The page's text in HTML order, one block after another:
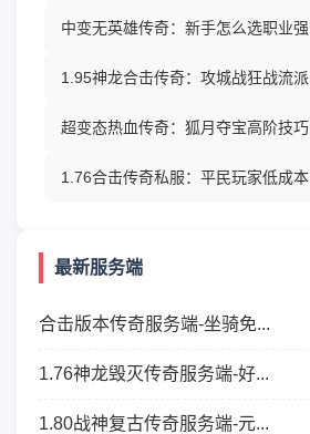
中变无英雄传奇：新手怎么选职业强
1.95神龙合击传奇：攻城战狂战流派
超变态热血传奇：狐月夺宝高阶技巧
1.76合击传奇私服：平民玩家低成本
最新服务端
合击版本传奇服务端-坐骑免...
1.76神龙毁灭传奇服务端-好...
1.80战神复古传奇服务端-元...